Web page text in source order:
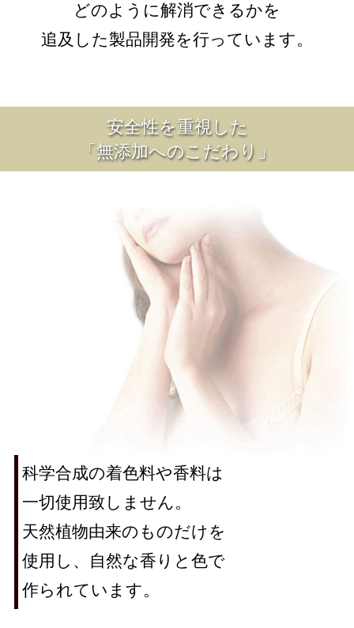
どのように解消できるかを
追及した製品開発を行っています。
安全性を重視した
「無添加へのこだわり」
科学合成の着色料や香料は
一切使用致しません。
天然植物由来のものだけを
使用し、自然な香りと色で
作られています。